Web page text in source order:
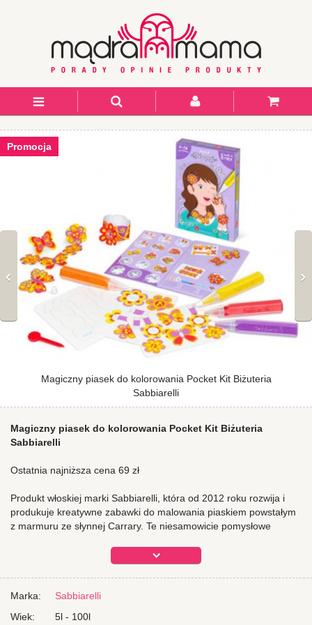
Promocja
Magiczny piasek do kolorowania Pocket Kit Biżuteria
Sabbiarelli
Magiczny piasek do kolorowania Pocket Kit Biżuteria
Sabbiarelli
Ostatnia najniższa cena 69 zł
Produkt włoskiej marki Sabbiarelli, która od 2012 roku rozwija i
produkuje kreatywne zabawki do malowania piaskiem powstałym
z marmuru ze słynnej Carrary. Te niesamowicie pomysłowe
i przeznaczone dla dzieci w wieku od 3 do 12 lat. Produkty
Sabbiarelli są bezpieczne, nietoksyczne i zgodne z europejskimi
standardami bezpieczeństwa zabawek.
Magiczny piasek do kolorowania
Marka:
Sabbiarelli
Wiek:
5l - 100l